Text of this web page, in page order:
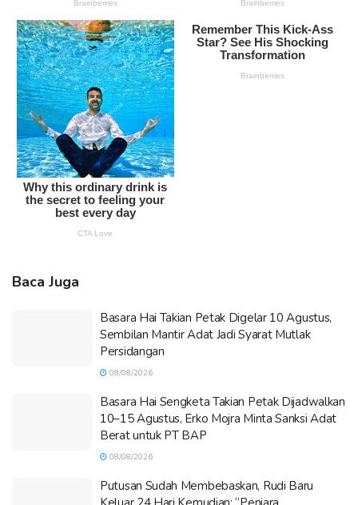
Baca Juga
Basara Hai Takian Petak Digelar 10 Agustus,
Sembilan Mantir Adat Jadi Syarat Mutlak
Persidangan
08/08/2026
Basara Hai Sengketa Takian Petak Dijadwalkan
10–15 Agustus, Erko Mojra Minta Sanksi Adat
Berat untuk PT BAP
08/08/2026
Putusan Sudah Membebaskan, Rudi Baru